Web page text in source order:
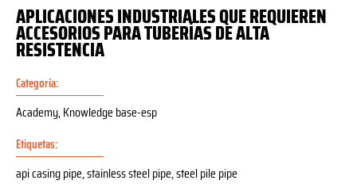
APLICACIONES INDUSTRIALES QUE REQUIEREN
ACCESORIOS PARA TUBERÍAS DE ALTA
RESISTENCIA
Categoría:
Academy,Knowledge base-esp
Etiquetas:
api casing pipe,stainless steel pipe,steel pile pipe